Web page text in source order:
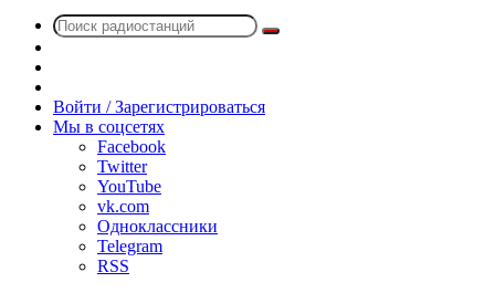
Поиск
радио
Войти / Зарегистрироваться
Мы в соцсетях
Facebook
Twitter
YouTube
vk.com
Одноклассники
Telegram
RSS